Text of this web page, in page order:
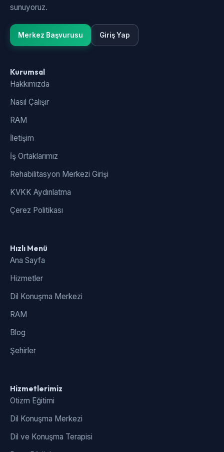
sunuyoruz.
Merkez Başvurusu Giriş Yap
Kurumsal
Hakkımızda
Nasıl Çalışır
RAM
İletişim
İş Ortaklarımız
Rehabilitasyon Merkezi Girişi
KVKK Aydınlatma
Çerez Politikası
Hızlı Menü
Ana Sayfa
Hizmetler
Dil Konuşma Merkezi
RAM
Blog
Şehirler
Hizmetlerimiz
Otizm Eğitimi
Dil Konuşma Merkezi
Dil ve Konuşma Terapisi